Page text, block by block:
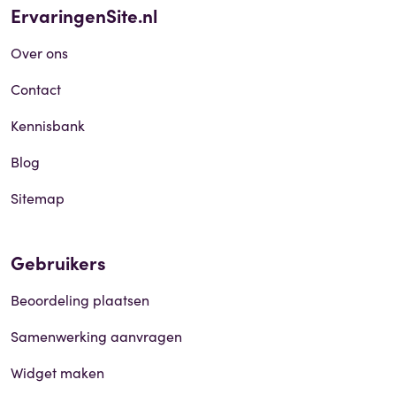
ErvaringenSite.nl
Over ons
Contact
Kennisbank
Blog
Sitemap
Gebruikers
Beoordeling plaatsen
Samenwerking aanvragen
Widget maken